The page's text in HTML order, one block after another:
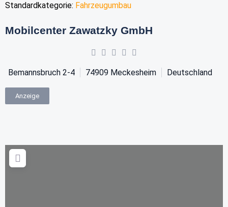
Standardkategorie: Fahrzeugumbau
Mobilcenter Zawatzky GmbH
Bemannsbruch 2-4 74909 Meckesheim Deutschland
Anzeige